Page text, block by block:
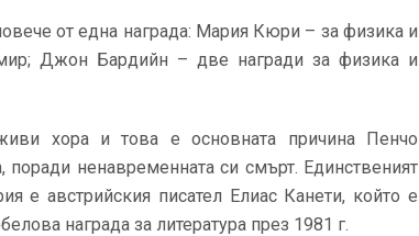
от една награда: Мария Кюри – за физика и
Джон Бардийн – две награди за физика и
хора и това е основната причина Пенчо
поради ненавременната си смърт. Единственият
е австрийския писател Елиас Канети, който е
награда за литература през 1981 г.